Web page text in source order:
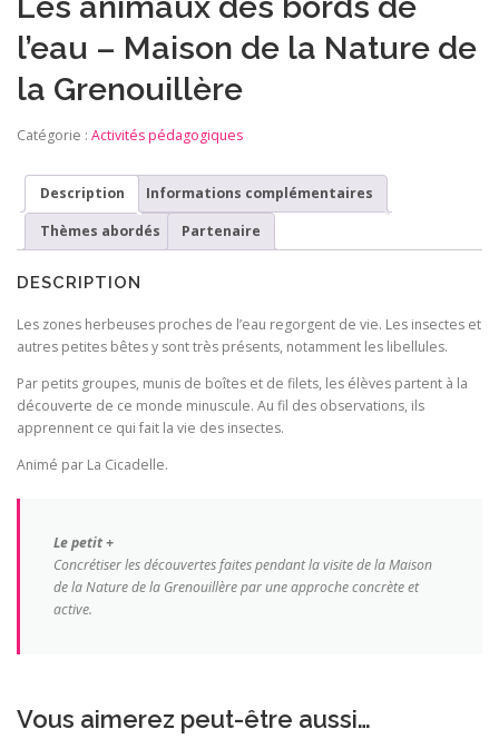
l’eau – Maison de la Nature de
la Grenouillère
Catégorie : Activités pédagogiques
Description Informations complémentaires
Thèmes abordés Partenaire
DESCRIPTION
Les zones herbeuses proches de l’eau regorgent de vie. Les insectes et
autres petites bêtes y sont très présents, notamment les libellules.
Par petits groupes, munis de boîtes et de filets, les élèves partent à la
découverte de ce monde minuscule. Au fil des observations, ils
apprennent ce qui fait la vie des insectes.
Animé par La Cicadelle.
Le petit +
Concrétiser les découvertes faites pendant la visite de la Maison
de la Nature de la Grenouillère par une approche concrète et
active.
Vous aimerez peut-être aussi…